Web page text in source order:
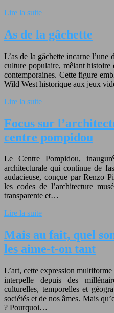
Lire la suite
As de la gâchette
L’as de la gâchette incarne
culture populaire, mêlant histoire
contemporaines. Cette figure
Wild West historique aux jeux
Lire la suite
Focus sur
centre pompidou
Le Centre Pompidou,
architecturale qui continue de
audacieuse, conçue par Renzo
les codes de l’architecture
transparente et…
Lire la suite
Mais au fait, quel
les aime-t-on tant
L’art, cette expression
interpelle depuis des
culturelles, temporelles et
sociétés et de nos âmes. Mais
? Pourquoi…